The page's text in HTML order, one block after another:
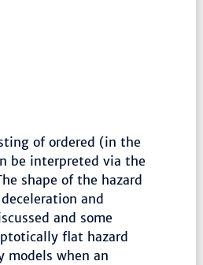
of ordered (in the
be interpreted via the
shape of the hazard
and
and some
flat hazard
models when an